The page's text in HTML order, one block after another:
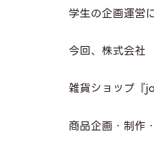
学生の企画運営
今回、株式会社
雑貨ショップ『
商品企画・制作